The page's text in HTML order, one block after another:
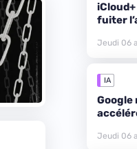
iCloud+
fuiter
Jeudi 06
IA
Google
Jeudi 06